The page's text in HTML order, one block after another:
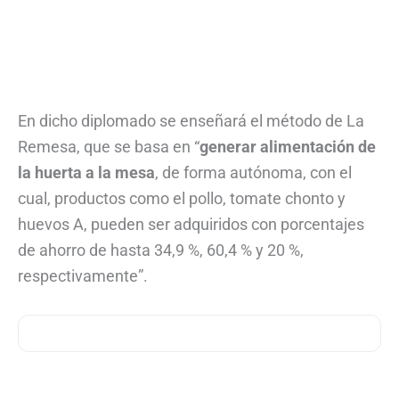
En dicho diplomado se enseñará el método de La
Remesa, que se basa en “generar alimentación de
la huerta a la mesa, de forma autónoma, con el
cual, productos como el pollo, tomate chonto y
huevos A, pueden ser adquiridos con porcentajes
de ahorro de hasta 34,9 %, 60,4 % y 20 %,
respectivamente”.